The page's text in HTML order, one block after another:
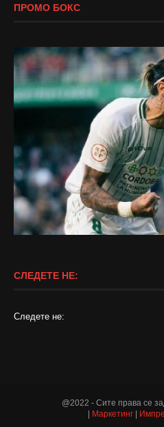
ПРОМО БОКС
СЛЕДЕТЕ НЕ:
Следете не:
@2022 - Сите права се
| Маркетинг|